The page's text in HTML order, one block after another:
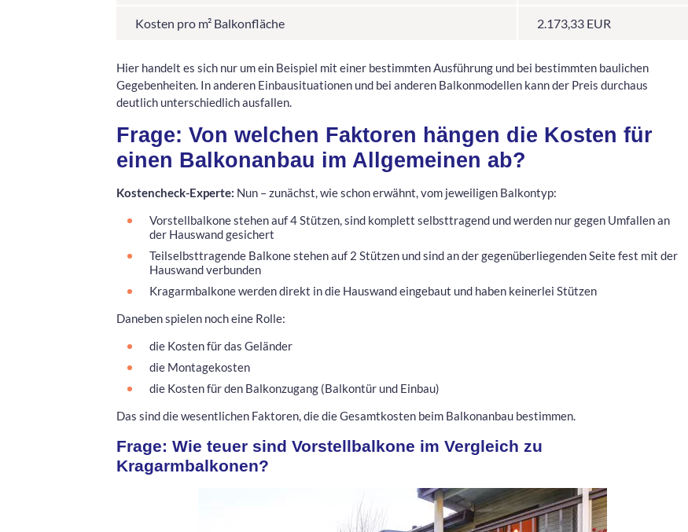
Kosten pro m² Balkonfläche 2.173,33 EUR
Hier handelt es sich nur um ein Beispiel mit einer bestimmten Ausführung und bei bestimmten baulichen
Gegebenheiten. In anderen Einbausituationen und bei anderen Balkonmodellen kann der Preis durchaus
deutlich unterschiedlich ausfallen.
Frage: Von welchen Faktoren hängen die Kosten für
einen Balkonanbau im Allgemeinen ab?
Kostencheck-Experte: Nun – zunächst, wie schon erwähnt, vom jeweiligen Balkontyp:
Vorstellbalkone stehen auf 4 Stützen, sind komplett selbsttragend und werden nur gegen Umfallen an
der Hauswand gesichert
Teilselbsttragende Balkone stehen auf 2 Stützen und sind an der gegenüberliegenden Seite fest mit der
Hauswand verbunden
Kragarmbalkone werden direkt in die Hauswand eingebaut und haben keinerlei Stützen
Daneben spielen noch eine Rolle:
die Kosten für das Geländer
die Montagekosten
die Kosten für den Balkonzugang (Balkontür und Einbau)
Das sind die wesentlichen Faktoren, die die Gesamtkosten beim Balkonanbau bestimmen.
Frage: Wie teuer sind Vorstellbalkone im Vergleich zu
Kragarmbalkonen?